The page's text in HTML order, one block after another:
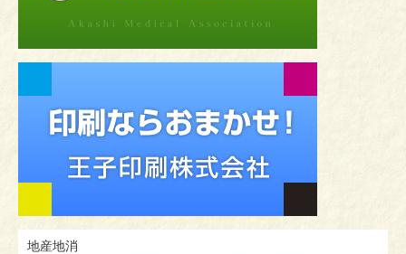
地産地消